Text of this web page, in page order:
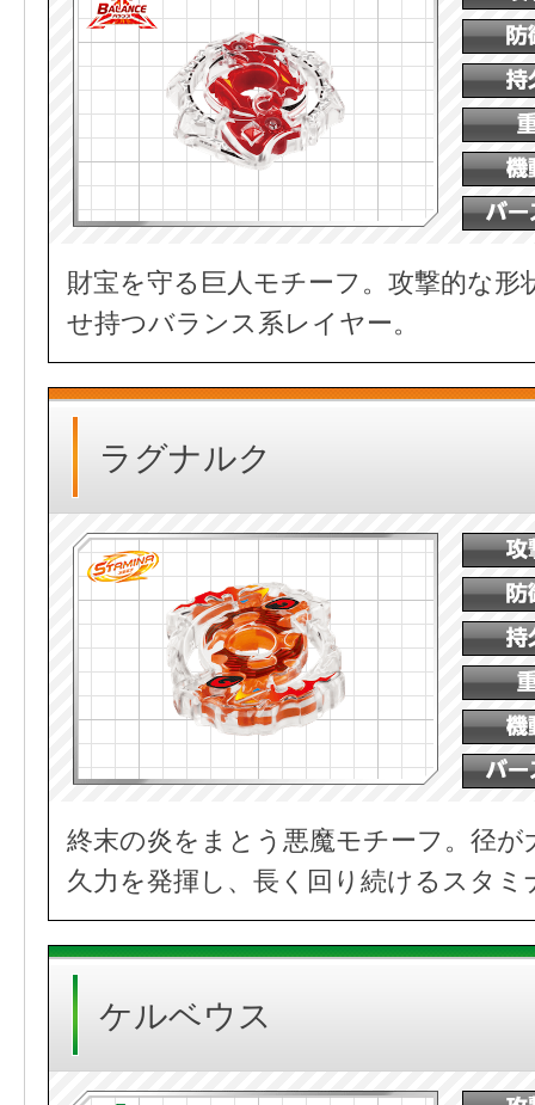
財宝を守る巨人モチーフ。攻撃的な形
せ持つバランス系レイヤー。
ラグナルク
終末の炎をまとう悪魔モチーフ。径
久力を発揮し、長く回り続けるスタミ
ケルベウス